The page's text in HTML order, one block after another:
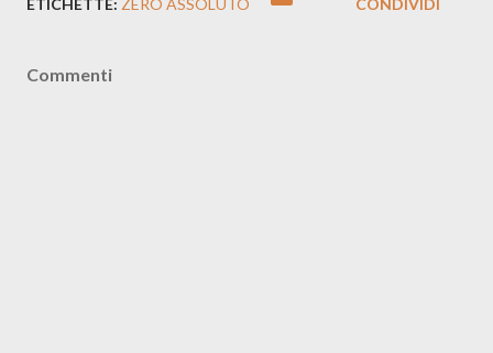
ETICHETTE: ZERO ASSOLUTO CONDIVIDI
Commenti